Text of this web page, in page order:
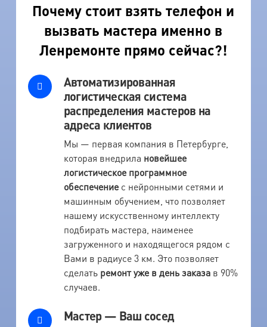
Почему стоит взять телефон и
вызвать мастера именно в
Ленремонте прямо сейчас?!
Автоматизированная
логистическая система
распределения мастеров на
адреса клиентов
Мы — первая компания в Петербурге,
которая внедрила новейшее
логистическое программное
обеспечениес нейронными сетями и
машинным обучением, что позволяет
нашему искусственному интеллекту
подбирать мастера, наименее
загруженного и находящегося рядом с
Вами в радиусе 3 км. Это позволяет
сделать ремонт уже в день заказав 90%
случаев.
Мастер — Ваш сосед